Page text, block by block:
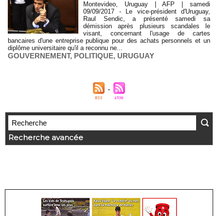
Montevideo, Uruguay | AFP | samedi
09/09/2017 - Le vice-président d'Uruguay,
Raul Sendic, a présenté samedi sa
démission après plusieurs scandales le
visant, concernant l'usage de cartes
bancaires d'une entreprise publique pour des achats personnels et un
diplôme universitaire qu'il a reconnu ne...
GOUVERNEMENT, POLITIQUE, URUGUAY
Recherche avancée